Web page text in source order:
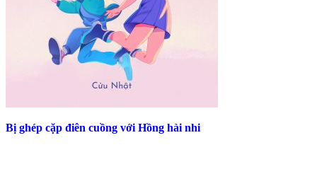
Bị ghép cặp điên cuồng với Hồng hài nhi